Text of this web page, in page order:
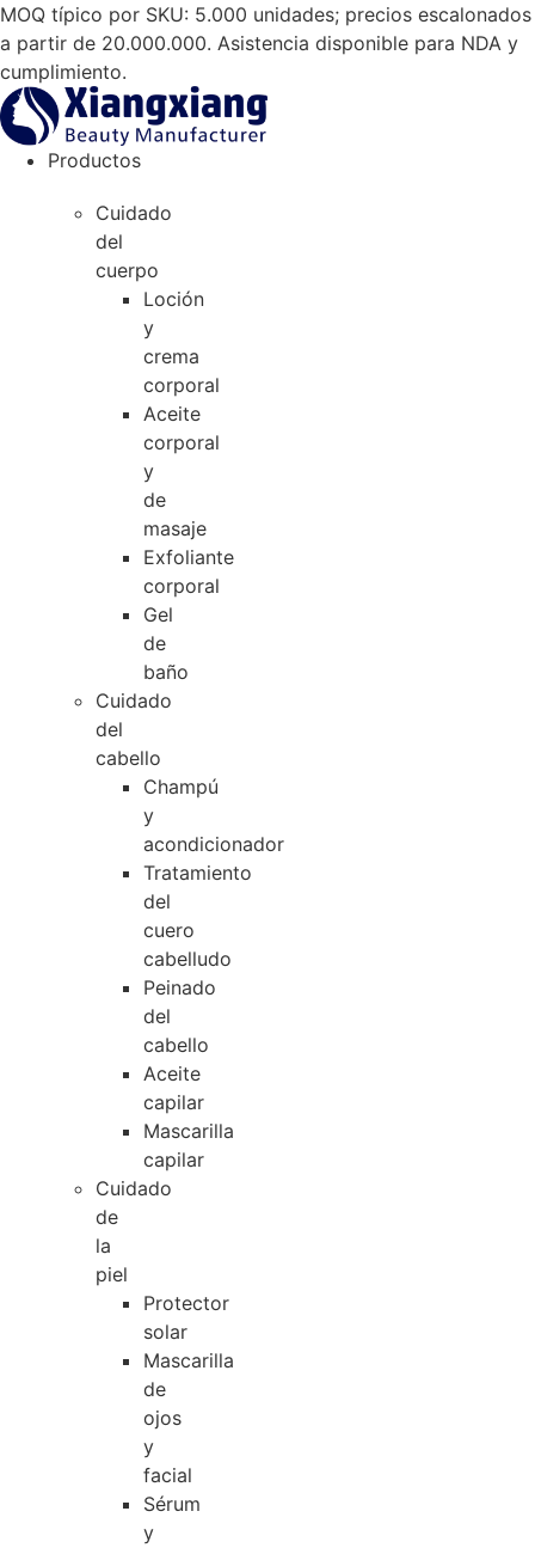
Saltar
al
contenido
MOQ típico por SKU: 5.000 unidades; precios escalonados
a partir de 20.000.000. Asistencia disponible para NDA y
cumplimiento.
Productos
Cuidado
del
cuerpo
Loción
y
crema
corporal
Aceite
corporal
y
de
masaje
Exfoliante
corporal
Gel
de
baño
Cuidado
del
cabello
Champú
y
acondicionador
Tratamiento
del
cuero
cabelludo
Peinado
del
cabello
Aceite
capilar
Mascarilla
capilar
Cuidado
de
la
piel
Protector
solar
Mascarilla
de
ojos
y
facial
Sérum
y